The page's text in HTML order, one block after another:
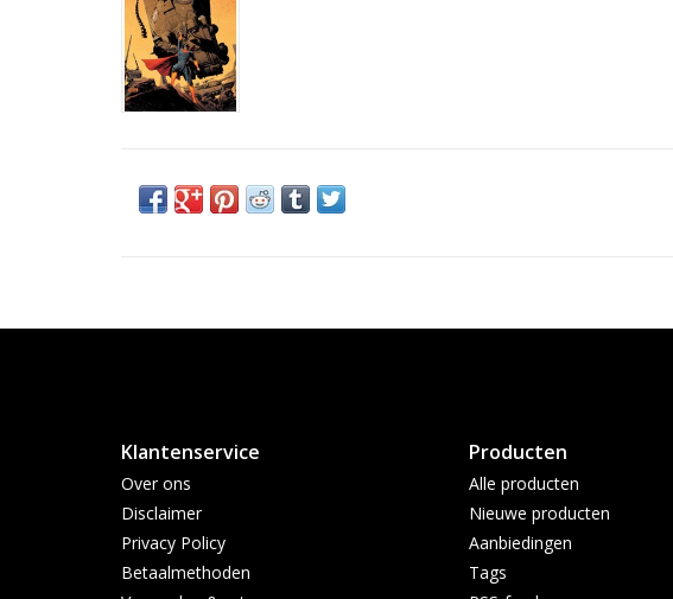
Klantenservice
Over ons
Disclaimer
Privacy Policy
Betaalmethoden
Producten
Alle producten
Nieuwe producten
Aanbiedingen
Tags